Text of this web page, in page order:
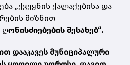
„ქვეყნის ქალაქებისა და
მიზნით
ღონისძიებების შესახებ“.
დააკავეს მუნიციპალური